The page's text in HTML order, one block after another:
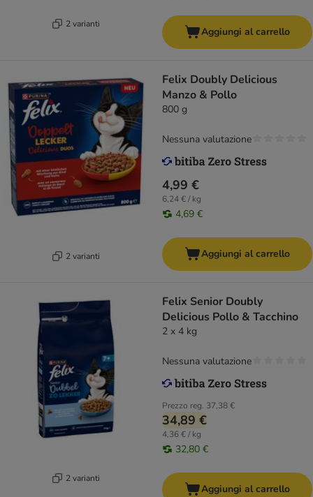
2 varianti
Aggiungi al carrello
2 varianti
Felix Doubly Delicious
Manzo & Pollo
800 g
4,99 €
6,24 € / kg
4,69 €
Nessuna valutazione
Aggiungi al carrello
2 varianti
Felix Senior Doubly
Delicious Pollo & Tacchino
2 x 4 kg
Prezzo reg. 37,38 €
34,89 €
4,36 € / kg
32,80 €
Nessuna valutazione
Aggiungi al carrello